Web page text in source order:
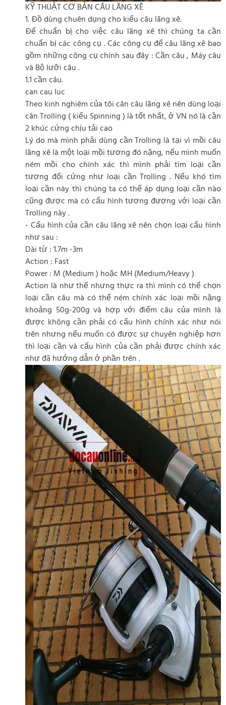
KỸ THUẬT CƠ BẢN CÂU LĂNG XÊ
1. Đồ dùng chuên dụng cho kiểu câu lăng xê.
Để chuẩn bị cho việc câu lăng xê thì chúng ta cần
chuẩn bị các công cụ . Các công cụ để câu lăng xê bao
gồm những công cụ chính sau đây : Cần câu , Máy câu
và Bộ lưỡi câu .
1.1 cần câu.
can cau luc
Theo kinh nghiêm của tôi cân câu lăng xê nên dùng loại
cân Trolling ( kiểu Spinning ) là tốt nhất, ở VN nó là cần
2 khúc cứng chịu tải cao
Lý do mà mình phải dùng cần Trolling là tại vì mồi câu
lăng xê là một loại mồi tương đó nặng, nếu mình muốn
ném mồi cho chính xác thì mình phải tìm loại cần
tương đối cứng như loại cần Trolling . Nếu khó tìm
loại cần này thì chúng ta có thể áp dụng loại cần nào
cũng được mà có cấu hình tương đương với loại cần
Trolling này .
- Cấu hình của cần câu lăng xê nên chọn loại cấu hình
như sau :
Dài từ : 1.7m -3m
Action : Fast
Power : M (Medium ) hoặc MH (Medium/Heavy )
Action là như thế nhưng thực ra thì mình có thể chọn
loại cần câu mà có thể ném chính xác loại mồi nặng
khoảng 50g-200g và hợp với điểm câu của mình là
được không cần phải có cấu hình chính xác như nói
trên nhưng nếu muốn có được sự chuyên nghiệp hơn
thì loại cần và cấu hình của cần phải được chính xác
như đã hướng dẫn ở phần trên .